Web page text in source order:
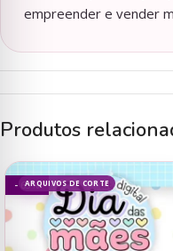
empreender e vender
Produtos
ARQUIVOS DE CORTE
- 63%